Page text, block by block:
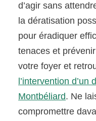
d’agir sans
la dératisation
pour éradiquer
tenaces et
votre foyer et
l’intervention
Montbéliard. Ne
compromettre